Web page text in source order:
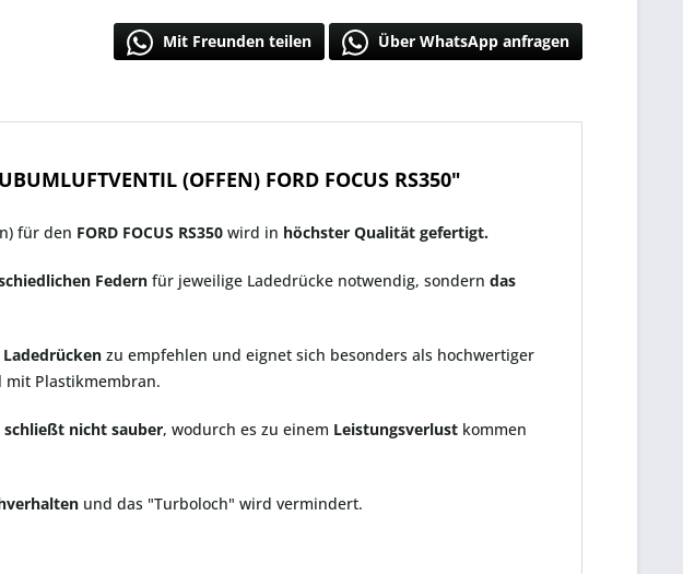
Mit Freunden teilen Über WhatsApp anfragen
(OFFEN) FORD FOCUS RS350"
für den FORD FOCUS RS350 wird in höchster Qualität gefertigt.
Federn für jeweilige Ladedrücke notwendig, sondern das
zu empfehlen und eignet sich besonders als hochwertiger
mit Plastikmembran.
schließt nicht sauber, wodurch es zu einem Leistungsverlust kommen
und das "Turboloch" wird vermindert.